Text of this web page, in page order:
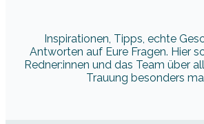
Inspirationen, Tipps, echte
Antworten auf Eure Fragen. Hier
Redner:innen und das Team über
Trauung besonders